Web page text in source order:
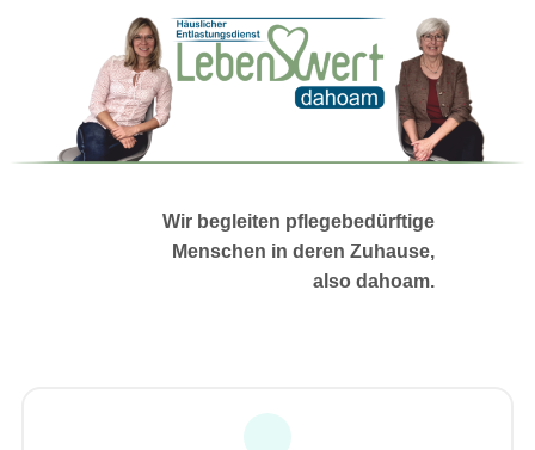
Wir begleiten pflegebedürftige
Menschen in deren Zuhause,
also dahoam.